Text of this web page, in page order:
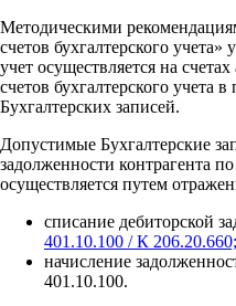
Методическими
счетов бухгалтерского учета»
учет осуществляется на
счетов бухгалтерского учета
Бухгалтерских записей.
Допустимые Бухгалтерские
задолженности контрагента
осуществляется путем
списание дебиторской
401.10.100 / К 206.20.660;
начисление
401.10.100.